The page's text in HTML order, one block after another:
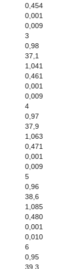
0,454
0,001
0,009
3
0,98
37,1
1,041
0,461
0,001
0,009
4
0,97
37,9
1,063
0,471
0,001
0,009
5
0,96
38,6
1,085
0,480
0,001
0,010
6
0,95
39,3